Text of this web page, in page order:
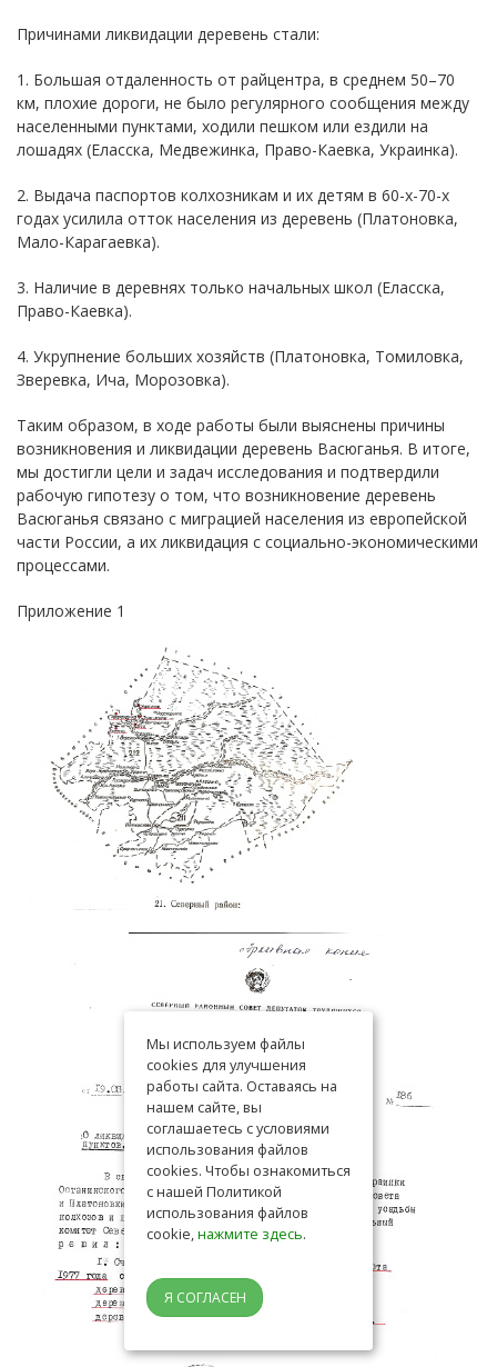
Причинами ликвидации деревень стали:
1. Большая отдаленность от райцентра, в среднем 50–70
км, плохие дороги, не было регулярного сообщения между
населенными пунктами, ходили пешком или ездили на
лошадях (Еласска, Медвежинка, Право-Каевка, Украинка).
2. Выдача паспортов колхозникам и их детям в 60-х-70-х
годах усилила отток населения из деревень (Платоновка,
Мало-Карагаевка).
3. Наличие в деревнях только начальных школ (Еласска,
Право-Каевка).
4. Укрупнение больших хозяйств (Платоновка, Томиловка,
Зверевка, Ича, Морозовка).
Таким образом, в ходе работы были выяснены причины
возникновения и ликвидации деревень Васюганья. В итоге,
мы достигли цели и задач исследования и подтвердили
рабочую гипотезу о том, что возникновение деревень
Васюганья связано с миграцией населения из европейской
части России, а их ликвидация с социально-экономическими
процессами.
Приложение 1
Мы используем файлы
cookies для улучшения
работы сайта. Оставаясь на
нашем сайте, вы
соглашаетесь с условиями
использования файлов
cookies. Чтобы ознакомиться
с нашей Политикой
использования файлов
cookie,нажмите здесь.
Я СОГЛАСЕН